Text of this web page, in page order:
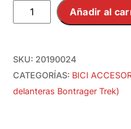
Soporte
Luz
Bontrager
Ion
200
Añadir al
SKU: 20190024
CATEGORÍAS: BICI
delanteras Bontrager Trek)